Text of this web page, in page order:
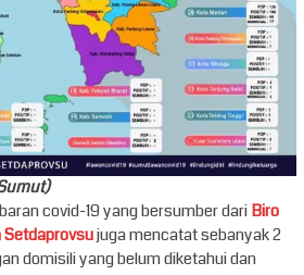
covid-19 yang bersumber dariBiro
Setdaprovsujuga mencatat sebanyak 2
domisili yang belum diketahui dan